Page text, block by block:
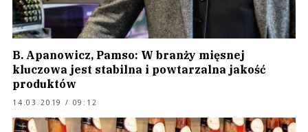
B. Apanowicz, Pamso: W branży mięsnej
kluczowa jest stabilna i powtarzalna jakość
produktów
14.03.2019 / 09:12